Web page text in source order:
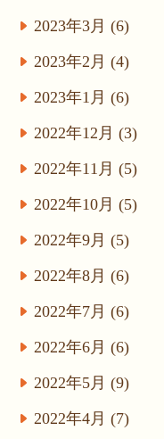
2023年3月 (6)
2023年2月 (4)
2023年1月 (6)
2022年12月 (3)
2022年11月 (5)
2022年10月 (5)
2022年9月 (5)
2022年8月 (6)
2022年7月 (6)
2022年6月 (6)
2022年5月 (9)
2022年4月 (7)